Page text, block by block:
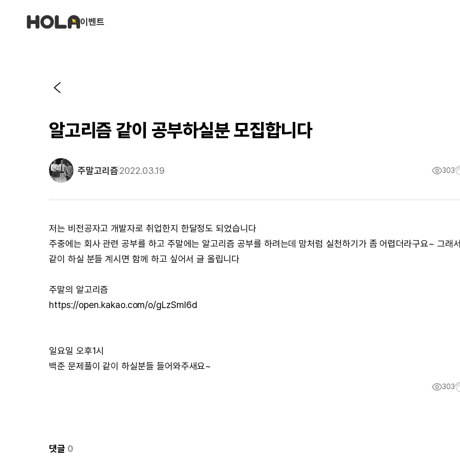
이벤트
알고리즘 같이 공부하실분 모집합니다
주말고리즘2022.03.19 303
저는 비전공자고 개발자로 취업한지 한달정도 되었습니다
주중에는 회사 관련 공부를 하고 주말에는 알고리즘 공부를 하려는데 맘처럼 실천하기가 좀 어렵더라구요~ 그래서
같이 하실 분들 계시면 함께 하고 싶어서 글 올립니다
주말의 알고리즘
https://open.kakao.com/o/gLzSmI6d
일요일 오후1시
백준 문제풀이 같이 하실분들 들어와주새요~
303
댓글 0